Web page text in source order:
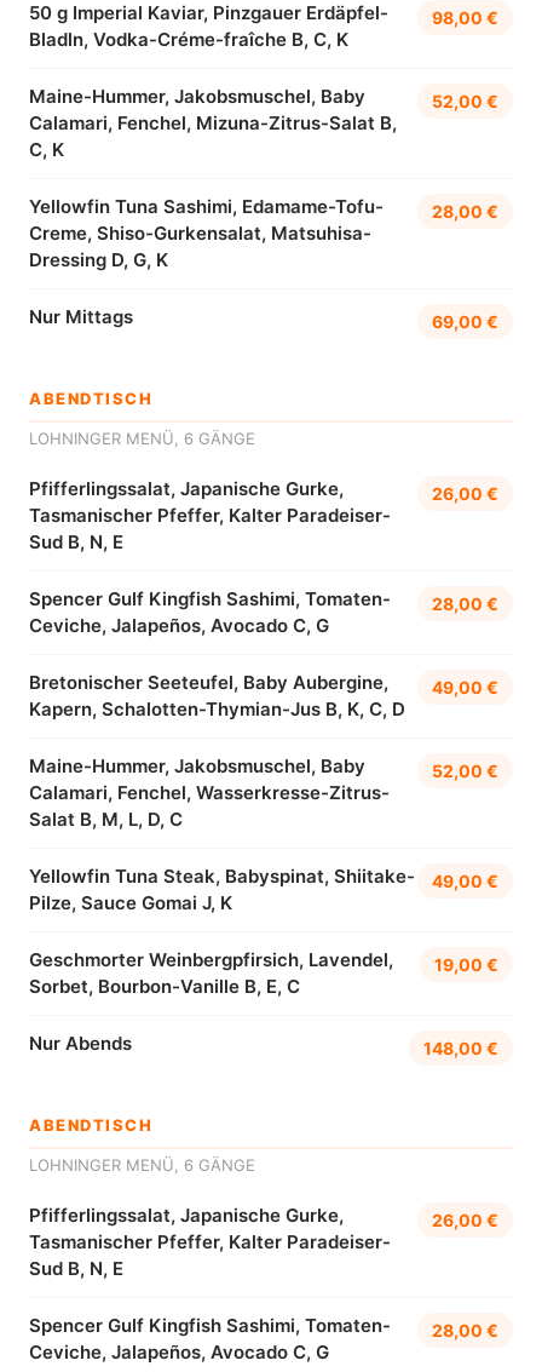
50 g Imperial Kaviar, Pinzgauer Erdäpfel-
Bladln, Vodka-Créme-fraîche B, C, K
98,00 €
Maine-Hummer, Jakobsmuschel, Baby
Calamari, Fenchel, Mizuna-Zitrus-Salat B,
C, K
52,00 €
Yellowfin Tuna Sashimi, Edamame-Tofu-
Creme, Shiso-Gurkensalat, Matsuhisa-
Dressing D, G, K
28,00 €
Nur Mittags 69,00 €
ABENDTISCH
LOHNINGER MENÜ, 6 GÄNGE
Pfifferlingssalat, Japanische Gurke,
Tasmanischer Pfeffer, Kalter Paradeiser-
Sud B, N, E
26,00 €
Spencer Gulf Kingfish Sashimi, Tomaten-
Ceviche, Jalapeños, Avocado C, G
28,00 €
Bretonischer Seeteufel, Baby Aubergine,
Kapern, Schalotten-Thymian-Jus B, K, C, D
49,00 €
Maine-Hummer, Jakobsmuschel, Baby
Calamari, Fenchel, Wasserkresse-Zitrus-
Salat B, M, L, D, C
52,00 €
Yellowfin Tuna Steak, Babyspinat, Shiitake-
Pilze, Sauce Gomai J, K
49,00 €
Geschmorter Weinbergpfirsich, Lavendel,
Sorbet, Bourbon-Vanille B, E, C
19,00 €
Nur Abends 148,00 €
ABENDTISCH
LOHNINGER MENÜ, 6 GÄNGE
Pfifferlingssalat, Japanische Gurke,
Tasmanischer Pfeffer, Kalter Paradeiser-
Sud B, N, E
26,00 €
Spencer Gulf Kingfish Sashimi, Tomaten-
Ceviche, Jalapeños, Avocado C, G
28,00 €